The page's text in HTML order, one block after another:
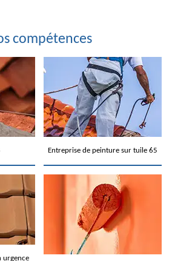
compétences
Entreprise de peinture sur tuile 65
urgence